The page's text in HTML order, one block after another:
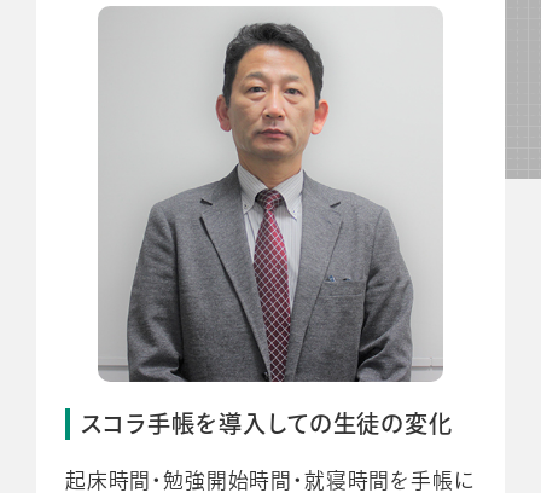
スコラ手帳を導入しての生徒の変化
起床時間・勉強開始時間・就寝時間を手帳に